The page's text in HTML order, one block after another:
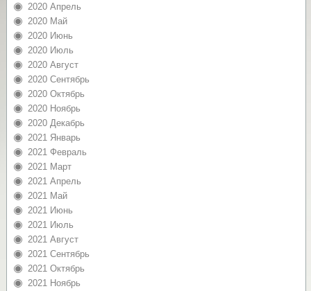
2020 Апрель
2020 Май
2020 Июнь
2020 Июль
2020 Август
2020 Сентябрь
2020 Октябрь
2020 Ноябрь
2020 Декабрь
2021 Январь
2021 Февраль
2021 Март
2021 Апрель
2021 Май
2021 Июнь
2021 Июль
2021 Август
2021 Сентябрь
2021 Октябрь
2021 Ноябрь